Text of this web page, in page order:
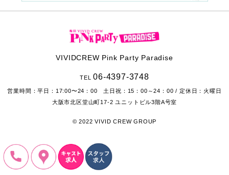
VIVIDCREW Pink Party Paradise
TEL06-4397-3748
営業時間：平日：17:00〜24：00 土日祝：15：00～24：00 / 定休日：火曜日
大阪市北区堂山町17-2 ユニットビル3階A号室
© 2022 VIVID CREW GROUP